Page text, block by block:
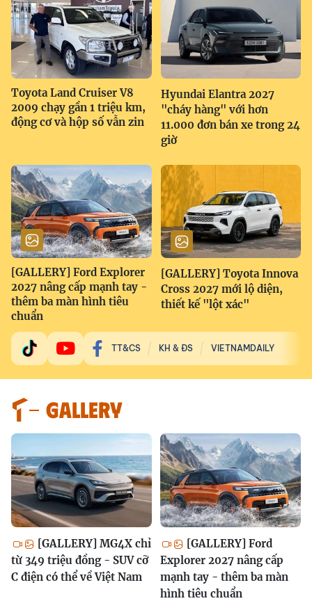
Toyota Land Cruiser V8
2009 chạy gần 1 triệu km,
động cơ và hộp số vẫn zin
Hyundai Elantra 2027
"cháy hàng" với hơn
11.000 đơn bán xe trong 24
giờ
[GALLERY] Ford Explorer
2027 nâng cấp mạnh tay -
thêm ba màn hình tiêu
chuẩn
[GALLERY] Toyota Innova
Cross 2027 mới lộ diện,
thiết kế "lột xác"
TT&CS KH & ĐS VIETNAMDAILY
GALLERY
[GALLERY] MG4X chỉ
từ 349 triệu đồng - SUV cỡ
C điện có thể về Việt Nam
[GALLERY] Ford
Explorer 2027 nâng cấp
mạnh tay - thêm ba màn
hình tiêu chuẩn